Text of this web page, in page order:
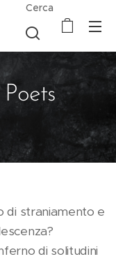
Cerca
di straniamento e
di solitudini